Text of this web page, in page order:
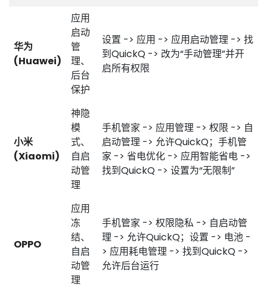
华为
(Huawei)
应用
启动
管
理、
后台
保护
设置 -> 应用 -> 应用启动管理 -> 找
到QuickQ -> 改为“手动管理”并开
启所有权限
小米
(Xiaomi)
神隐
模
式、
自启
动管
理
手机管家 -> 应用管理 -> 权限 -> 自
启动管理 -> 允许QuickQ；手机管
家 -> 省电优化 -> 应用智能省电 ->
找到QuickQ -> 设置为“无限制”
OPPO
应用
冻
结、
自启
动管
理
手机管家 -> 权限隐私 -> 自启动管
理 -> 允许QuickQ；设置 -> 电池 -
> 应用耗电管理 -> 找到QuickQ ->
允许后台运行